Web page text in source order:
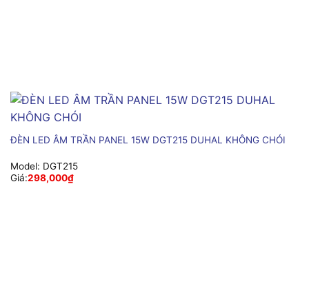
ĐÈN LED ÂM TRẦN PANEL 15W DGT215 DUHAL KHÔNG CHÓI
Model: DGT215
Giá:298,000₫